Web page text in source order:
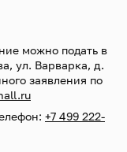
можно подать в
ул. Варварка, д.
заявления по
+7 499 222-